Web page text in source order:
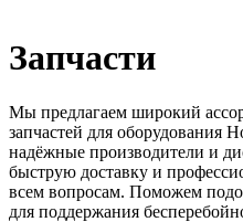
Запчасти
Мы предлагаем широкий
запчастей для
надёжные производители и
быструю доставку и
всем вопросам. Поможем
для поддержания